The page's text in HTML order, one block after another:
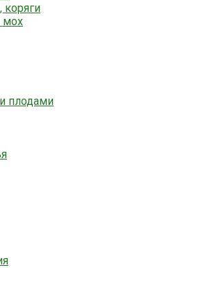
коряги
мох
плодами